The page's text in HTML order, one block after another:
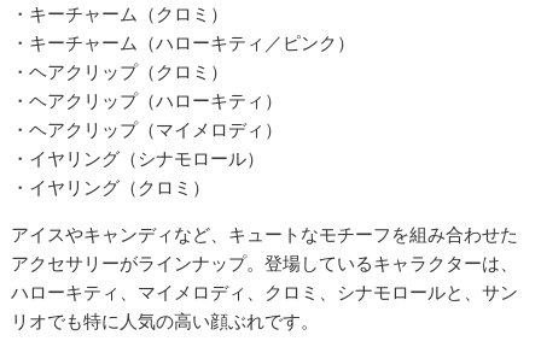
・キーチャーム（クロミ）
・キーチャーム（ハローキティ／ピンク）
・ヘアクリップ（クロミ）
・ヘアクリップ（ハローキティ）
・ヘアクリップ（マイメロディ）
・イヤリング（シナモロール）
・イヤリング（クロミ）
アイスやキャンディなど、キュートなモチーフを組み合わせた
アクセサリーがラインナップ。登場しているキャラクターは、
ハローキティ、マイメロディ、クロミ、シナモロールと、サン
リオでも特に人気の高い顔ぶれです。